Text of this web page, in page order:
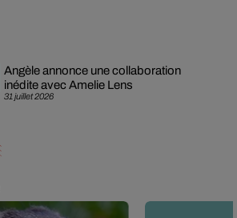
31 juillet 2026
Angèle annonce une collaboration
inédite avec Amelie Lens